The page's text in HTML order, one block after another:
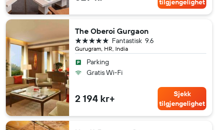
The Oberoi Gurgaon
Gurugram, HR, India
9.6
Fantastisk
5 stjerner
Parking
Gratis Wi-Fi
2 194 kr+
Sjekk
tilgjengelighet